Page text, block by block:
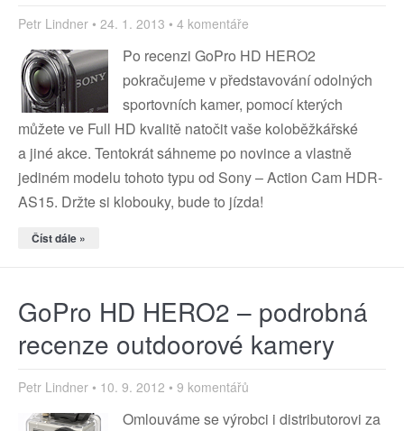
Petr Lindner 24. 1. 2013 4 komentáře
Po recenzi GoPro HD HERO2
pokračujeme v představování odolných
sportovních kamer, pomocí kterých
můžete ve Full HD kvalitě natočit vaše koloběžkářské
a jiné akce. Tentokrát sáhneme po novince a vlastně
jediném modelu tohoto typu od Sony – Action Cam HDR-
AS15. Držte si klobouky, bude to jízda!
Číst dále »
GoPro HD HERO2 – podrobná
recenze outdoorové kamery
Petr Lindner 10. 9. 2012 9 komentářů
Omlouváme se výrobci i distributorovi za